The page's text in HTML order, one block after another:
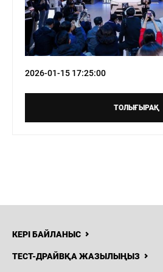
2026-01-15 17:25:00
ТОЛЫҒЫРАҚ
КЕРІ БАЙЛАНЫС
ТЕСТ-ДРАЙВҚА ЖАЗЫЛЫҢЫЗ